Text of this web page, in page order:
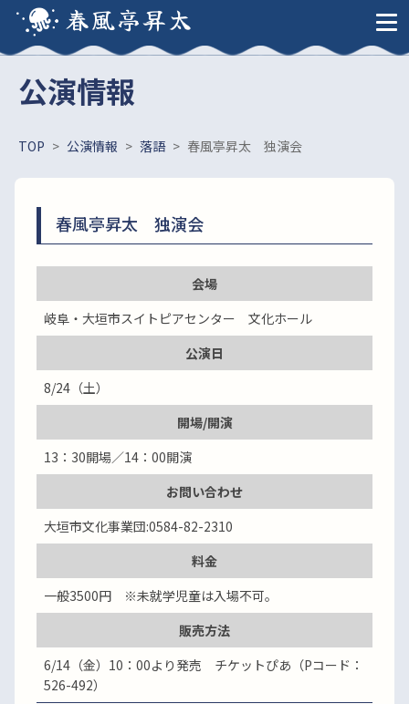
春風亭昇太
公演情報
TOP > 公演情報 > 落語 > 春風亭昇太 独演会
春風亭昇太 独演会
会場
岐阜・大垣市スイトピアセンター 文化ホール
公演日
8/24（土）
開場/開演
13：30開場／14：00開演
お問い合わせ
大垣市文化事業団:0584-82-2310
料金
一般3500円 ※未就学児童は入場不可。
販売方法
6/14（金）10：00より発売 チケットぴあ（Pコード：
526-492）